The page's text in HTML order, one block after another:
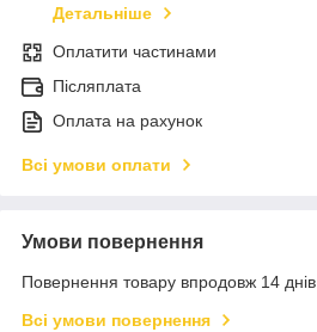
Детальніше
Оплатити частинами
Післяплата
Оплата на рахунок
Всі умови оплати
Умови повернення
Повернення товару впродовж 14
Всі умови повернення